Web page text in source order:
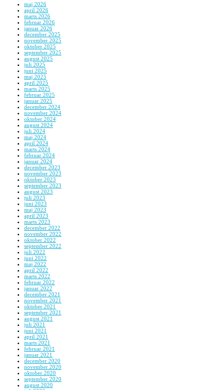
maj 2026
april 2026
marts 2026
februar 2026
januar 2026
december 2025
november 2025
oktober 2025
september 2025
august 2025
juli 2025
juni 2025
maj 2025
april 2025
marts 2025
februar 2025
januar 2025
december 2024
november 2024
oktober 2024
august 2024
juli 2024
maj 2024
april 2024
marts 2024
februar 2024
januar 2024
december 2023
november 2023
oktober 2023
september 2023
august 2023
juli 2023
juni 2023
maj 2023
april 2023
marts 2023
december 2022
november 2022
oktober 2022
september 2022
juli 2022
juni 2022
maj 2022
april 2022
marts 2022
februar 2022
januar 2022
december 2021
november 2021
oktober 2021
september 2021
august 2021
juli 2021
juni 2021
april 2021
marts 2021
februar 2021
januar 2021
december 2020
november 2020
oktober 2020
september 2020
august 2020